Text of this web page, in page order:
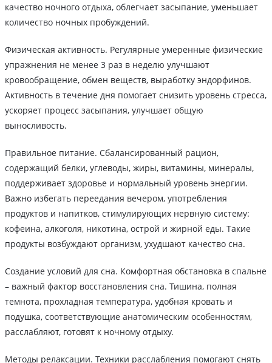
качество ночного отдыха, облегчает засыпание, уменьшает
количество ночных пробуждений.
Физическая активность. Регулярные умеренные физические
упражнения не менее 3 раз в неделю улучшают
кровообращение, обмен веществ, выработку эндорфинов.
Активность в течение дня помогает снизить уровень стресса,
ускоряет процесс засыпания, улучшает общую
выносливость.
Правильное питание. Сбалансированный рацион,
содержащий белки, углеводы, жиры, витамины, минералы,
поддерживает здоровье и нормальный уровень энергии.
Важно избегать переедания вечером, употребления
продуктов и напитков, стимулирующих нервную систему:
кофеина, алкоголя, никотина, острой и жирной еды. Такие
продукты возбуждают организм, ухудшают качество сна.
Создание условий для сна. Комфортная обстановка в спальне
– важный фактор восстановления сна. Тишина, полная
темнота, прохладная температура, удобная кровать и
подушка, соответствующие анатомическим особенностям,
расслабляют, готовят к ночному отдыху.
Методы релаксации. Техники расслабления помогают снять